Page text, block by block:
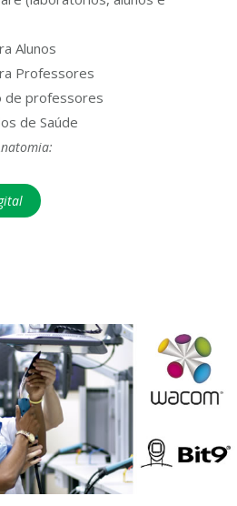
Alunos
Professores
de professores
de Saúde